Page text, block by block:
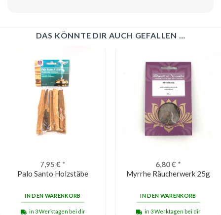
DAS KÖNNTE DIR AUCH GEFALLEN …
7,95 € *
Palo Santo Holzstäbe
IN DEN WARENKORB
in 3 Werktagen bei dir
6,80€ *
Myrrhe Räucherwerk 25g
IN DEN WARENKORB
in 3 Werktagen bei dir